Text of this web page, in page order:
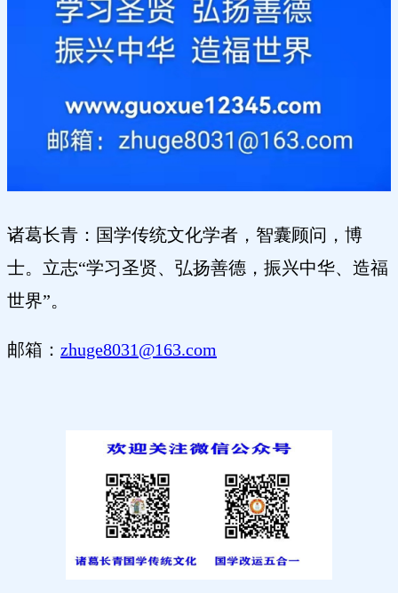
诸葛长青：国学传统文化学者，智囊顾问，博
士。立志“学习圣贤、弘扬善德，振兴中华、造福
世界”。
邮箱： zhuge8031@163.com